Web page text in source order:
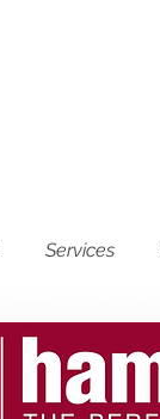
Services